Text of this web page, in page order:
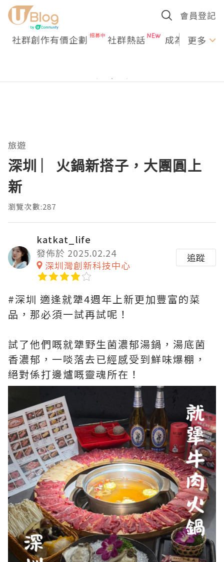
會員登記
社群創作有價企劃 社群熱話 成為U更多
旅遊
深圳 ︳火鍋新搭子，大團圓上
新
瀏覽次數:287
katkat_life
發佈於 2025.02.24
深圳灣創新科技中心
追蹤
#深圳 適逢就犟4週年上新更加豐富的菜
品，那必須一試再試呢！
試了他們嘅就犟野生菌濃郁湯鍋，湯底菌
香濃郁，一啖落去已經感受到鮮味爆棚，
絕對係打邊爐嘅靈魂所在！